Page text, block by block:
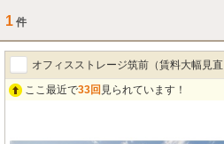
1 件
オフィスストレージ筑前（賃料大幅見
ここ最近で33回 見られています！